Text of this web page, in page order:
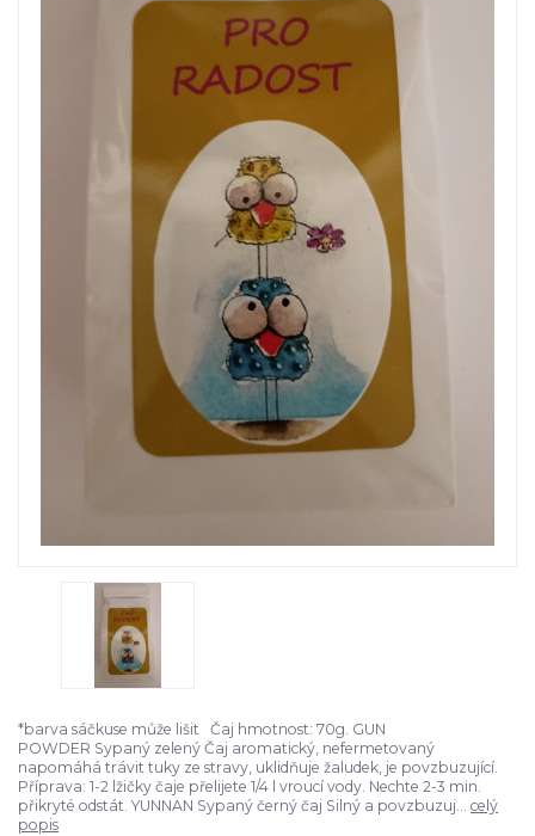
*barva sáčkuse může lišit Čaj hmotnost: 70g. GUN
POWDER Sypaný zelený Čaj aromatický, nefermetovaný
napomáhá trávit tuky ze stravy, uklidňuje žaludek, je povzbuzující.
Příprava: 1-2 lžičky čaje přelijete 1/4 l vroucí vody. Nechte 2-3 min.
přikryté odstát. YUNNAN Sypaný černý čaj Silný a povzbuzuj... celý
popis